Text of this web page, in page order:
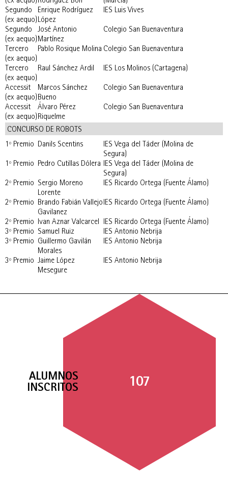
Segundo
(ex aequo)
Enrique Rodríguez
López
IES Luis Vives
Segundo
(ex aequo)
José Antonio
Martínez
Colegio San Buenaventura
Tercero
(ex aequo)
Pablo Rosique Molina Colegio San Buenaventura
Tercero
(ex aequo)
Raul Sánchez Ardil IES Los Molinos (Cartagena)
Accessit
(ex aequo)
Marcos Sánchez
Bueno
Colegio San Buenaventura
Accessit
(ex aequo)
Álvaro Pérez
Riquelme
Colegio San Buenaventura
CONCURSO DE ROBOTS
1º Premio Danils Scentins
IES Vega del Táder (Molina de
Segura)
1º Premio Pedro Cutillas Dólera IES Vega del Táder (Molina de
Segura)
2º Premio Sergio Moreno
Lorente
IES Ricardo Ortega (Fuente Álamo)
2º Premio Brando Fabián Vallejo
Gavilanez
IES Ricardo Ortega (Fuente Álamo)
2º Premio Ivan Aznar Valcarcel
IES Ricardo Ortega (Fuente Álamo)
3º Premio Samuel Ruiz
IES Antonio Nebrija
3º Premio Guillermo Gavilán
Morales
IES Antonio Nebrija
3º Premio Jaime López
Mesegure
IES Antonio Nebrija
107
ALUMNOS
INSCRITOS